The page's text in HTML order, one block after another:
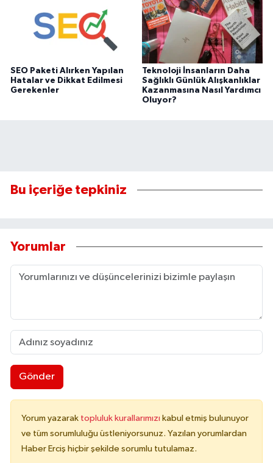
SEO Paketi Alırken Yapılan
Hatalar ve Dikkat Edilmesi
Gerekenler
Teknoloji İnsanların Daha
Sağlıklı Günlük Alışkanlıklar
Kazanmasına Nasıl Yardımcı
Oluyor?
Bu içeriğe tepkiniz
Yorumlar
Gönder
Yorum yazarak topluluk kurallarımızı kabul etmiş bulunuyor
ve tüm sorumluluğu üstleniyorsunuz. Yazılan yorumlardan
Haber Erciş hiçbir şekilde sorumlu tutulamaz.